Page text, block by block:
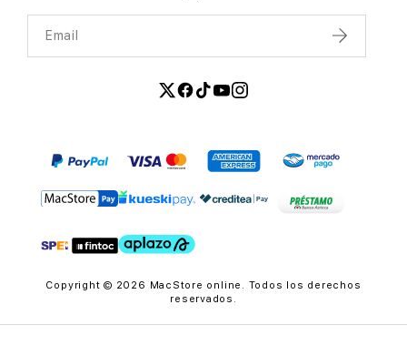
Email
Copyright © 2026 MacStore online. Todos los derechos
reservados.